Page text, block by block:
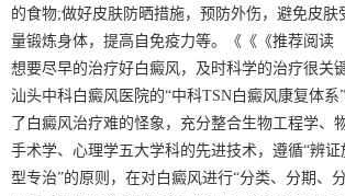
的食物;做好皮肤防晒措施，预防外伤，避免皮肤
量锻炼身体，提高自免疫力等。《《《推荐阅读
想要尽早的治疗好白癜风，及时科学的治疗很关
汕头中科白癜风医院的“中科TSN白癜风康复体系
了白癜风治疗难的怪象，充分整合生物工程学、
手术学、心理学五大学科的先进技术，遵循“辨
型专治”的原则，在对白癜风进行“分类、分期、